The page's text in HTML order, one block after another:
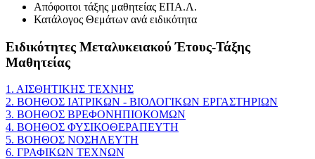
Απόφοιτοι τάξης μαθητείας ΕΠΑ.Λ.
Κατάλογος Θεμάτων ανά ειδικότητα
Ειδικότητες Μεταλυκειακού Έτους-Τάξης
Μαθητείας
1. ΑΙΣΘΗΤΙΚΗΣ ΤΕΧΝΗΣ
2. ΒΟΗΘΟΣ ΙΑΤΡΙΚΩΝ - ΒΙΟΛΟΓΙΚΩΝ ΕΡΓΑΣΤΗΡΙΩΝ
3. ΒΟΗΘΟΣ ΒΡΕΦΟΝΗΠΙΟΚΟΜΩΝ
4. ΒΟΗΘΟΣ ΦΥΣΙΚΟΘΕΡΑΠΕΥΤΗ
5. ΒΟΗΘΟΣ ΝΟΣΗΛΕΥΤΗ
6. ΓΡΑΦΙΚΩΝ ΤΕΧΝΩΝ